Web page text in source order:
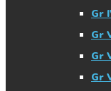
Gr
Gr
Gr
Gr